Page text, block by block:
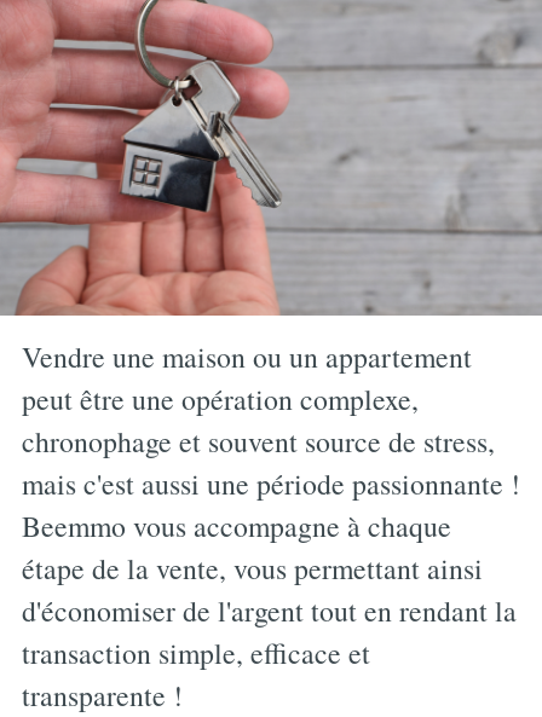
Vendre une maison ou un appartement
peut être une opération complexe,
chronophage et souvent source de stress,
mais c'est aussi une période passionnante !
Beemmo vous accompagne à chaque
étape de la vente, vous permettant ainsi
d'économiser de l'argent tout en rendant la
transaction simple, efficace et
transparente !